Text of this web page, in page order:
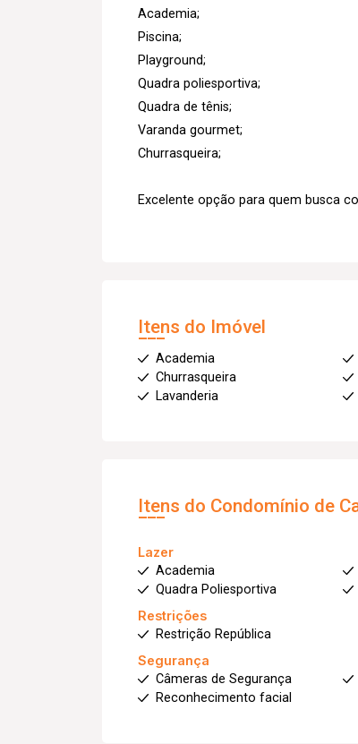
Academia;
Piscina;
Playground;
Quadra poliesportiva;
Quadra de tênis;
Varanda gourmet;
Churrasqueira;
Excelente opção para quem busca
Itens do Imóvel
Academia
Churrasqueira
Lavanderia
Itens do Condomínio de
Lazer
Academia
Quadra Poliesportiva
Restrições
Restrição República
Segurança
Câmeras de Segurança
Reconhecimento facial